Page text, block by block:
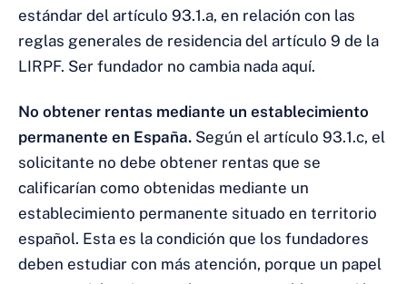
estándar del artículo 93.1.a, en relación con las
reglas generales de residencia del artículo 9 de la
LIRPF. Ser fundador no cambia nada aquí.
No obtener rentas mediante un establecimiento
permanente en España. Según el artículo 93.1.c, el
solicitante no debe obtener rentas que se
calificarían como obtenidas mediante un
establecimiento permanente situado en territorio
español. Esta es la condición que los fundadores
deben estudiar con más atención, porque un papel